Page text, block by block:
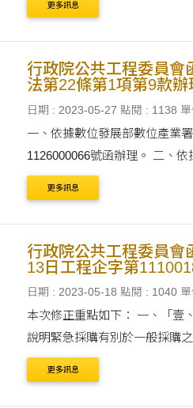
更多訊息
行政院公共工程委員會
法第22條第1項第9款
請採固定服務費用或費
日期 : 2023-05-27 點閱 : 1138
一、依據數位發展部數位產業
1126000066號函辦理。 二、
「機關辦理公告金額以上之專
務、社會福利服務或文化創意
利標為....
更多訊息
行政院公共工程委員會
13日工程企字第
依政府採購法第105條
採購作業指引」。
日期 : 2023-05-18 點閱 : 1040
本次修正重點如下： 一、「壹、緊急採購之特性」，補充
說明緊急採購有別於一般採購
給，機關無主導權，或需共同
理。 二、「參、採購前簽辦
更多訊息